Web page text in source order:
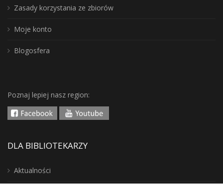
Zasady korzystania ze zbiorów
Moje konto
Blogosfera
Poznaj lepiej nasz region:
DLA BIBLIOTEKARZY
Aktualności